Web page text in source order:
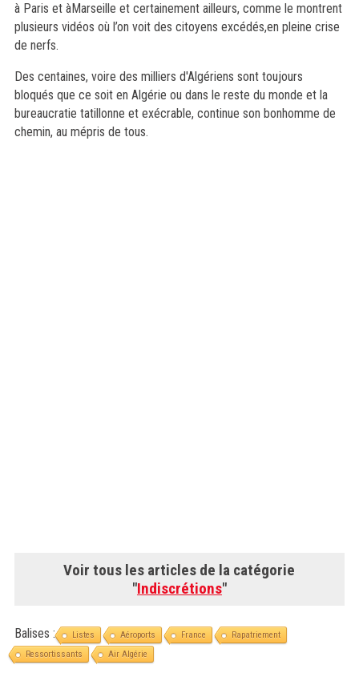
à Paris et àMarseille et certainement ailleurs, comme le montrent
plusieurs vidéos où l’on voit des citoyens excédés,en pleine crise
de nerfs.
Des centaines, voire des milliers d'Algériens sont toujours
bloqués que ce soit en Algérie ou dans le reste du monde et la
bureaucratie tatillonne et exécrable, continue son bonhomme de
chemin, au mépris de tous.
Voir tous les articles de la catégorie
"Indiscrétions"
Balises : Listes Aéroports France
Rapatriement
Ressortissants
Air Algérie